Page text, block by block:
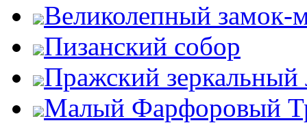
Великолепный
Пизанский собор
Пражский зеркальный
Малый Фарфоровый